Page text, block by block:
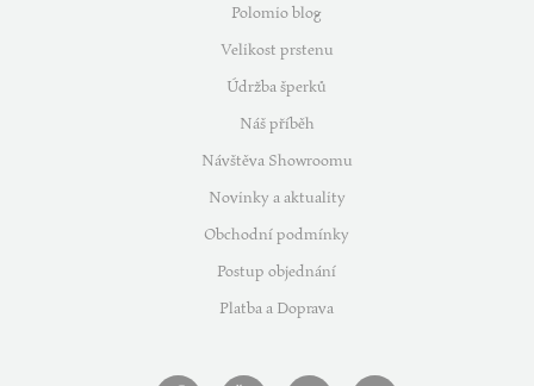
Polomio blog
Velikost prstenu
Údržba šperků
Náš příběh
Návštěva Showroomu
Novinky a aktuality
Obchodní podmínky
Postup objednání
Platba a Doprava